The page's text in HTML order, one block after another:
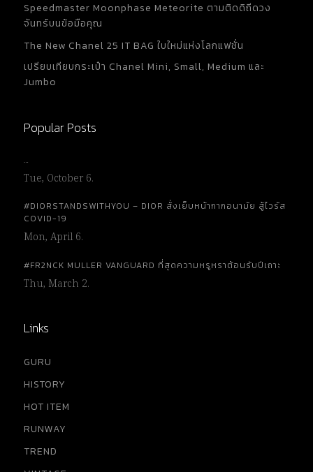
Speedmaster Moonphase Meteorite ตามติดดิถีดวง
จันทร์บนข้อมือคุณ
The New Chanel 25 IT BAG ใบใหม่แห่งโลกแฟชั่น
เปรียบเทียบกระเป๋า Chanel Mini, Small, Medium และ
Jumbo
Popular Posts
…
Tue, October 6.
#DIORSTANDSWITHYOU – DIOR สั่งเย็บหน้ากากอนามัย สู้ไวรัส
COVID-19
Mon, April 6.
#FR2NCK MULLER VANGUARD ที่สุดความหรูหราต้อนรับปีเถาะ
Thu, March 2.
Links
GURU
HISTORY
HOT ITEM
RUNWAY
TREND